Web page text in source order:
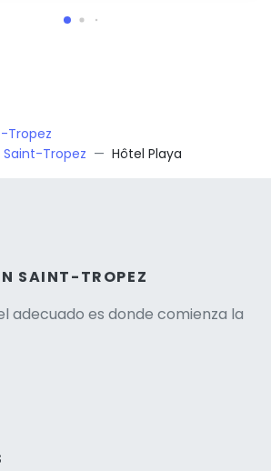
Tropez
Saint-Tropez
Hôtel Playa
SAINT-TROPEZ
adecuado es donde comienza la